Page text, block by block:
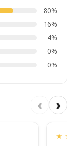
80%
16%
4%
0%
0%
‹ ›
★ ★